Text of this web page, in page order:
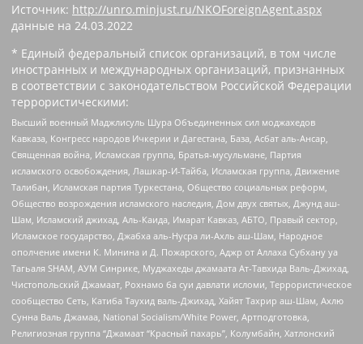
Источник: http://unro.minjust.ru/NKOForeignAgent.aspx
данные на 24.03.2022
* Единый федеральный список организаций, в том числе
иностранных и международных организаций, признанных
в соответствии с законодательством Российской Федерации
террористическими:
Высший военный Маджлисуль Шура Объединенных сил моджахедов
Кавказа, Конгресс народов Ичкерии и Дагестана, База, Асбат аль-Ансар,
Священная война, Исламская группа, Братья-мусульмане, Партия
исламского освобождения, Лашкар-И-Тайба, Исламская группа, Движение
Талибан, Исламская партия Туркестана, Общество социальных реформ,
Общество возрождения исламского наследия, Дом двух святых, Джунд аш-
Шам, Исламский джихад, Аль-Каида, Имарат Кавказ, АБТО, Правый сектор,
Исламское государство, Джабха аль-Нусра ли-Ахль аш-Шам, Народное
ополчение имени К. Минина и Д. Пожарского, Аджр от Аллаха Субхану уа
Тагьаля SHAM, АУМ Синрике, Муджахеды джамаата Ат-Тавхида Валь-Джихад,
Чистопольский Джамаат, Рохнамо ба суи давлати исломи, Террористическое
сообщество Сеть, Катиба Таухид валь-Джихад, Хайят Тахрир аш-Шам, Ахлю
Сунна Валь Джамаа, National Socialism/White Power, Артподготовка,
Религиозная группа “Джамаат “Красный пахарь”, Колумбайн, Хатлонский